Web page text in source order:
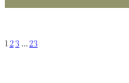
123 …23